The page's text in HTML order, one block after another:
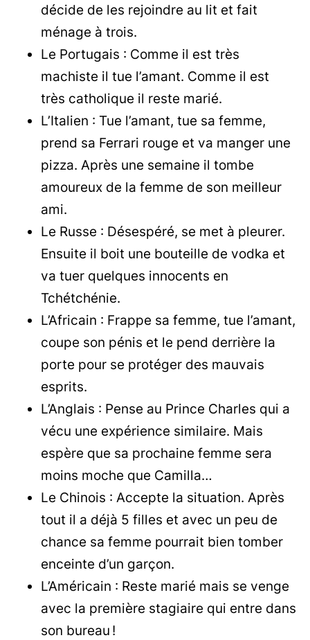
décide de les rejoindre au lit et fait
ménage à trois.
Le Portugais : Comme il est très
machiste il tue l’amant. Comme il est
très catholique il reste marié.
L’Italien : Tue l’amant, tue sa femme,
prend sa Ferrari rouge et va manger une
pizza. Après une semaine il tombe
amoureux de la femme de son meilleur
ami.
Le Russe : Désespéré, se met à pleurer.
Ensuite il boit une bouteille de vodka et
va tuer quelques innocents en
Tchétchénie.
L’Africain : Frappe sa femme, tue l’amant,
coupe son pénis et le pend derrière la
porte pour se protéger des mauvais
esprits.
L’Anglais : Pense au Prince Charles qui a
vécu une expérience similaire. Mais
espère que sa prochaine femme sera
moins moche que Camilla…
Le Chinois : Accepte la situation. Après
tout il a déjà 5 filles et avec un peu de
chance sa femme pourrait bien tomber
enceinte d’un garçon.
L’Américain : Reste marié mais se venge
avec la première stagiaire qui entre dans
son bureau !